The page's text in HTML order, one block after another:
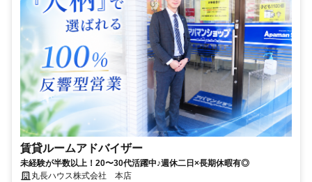
賃貸ルームアドバイザー
未経験が半数以上！20〜30代活躍中♪週休二日×長期休暇有◎
丸長ハウス株式会社 本店